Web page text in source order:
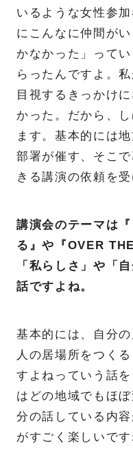
いるような女性参
にこんなに仲間が
かなかった」って
らったんですよ。
目視するきっかけ
かった。だから、
ます。基本的には
部署が催す、そこ
きる講演の依頼を受
講演会のテーマは
る』や『OVER
「私らしさ」や「
話ですよね。
基本的には、自分
人の居場所をつく
すよねっていう話
はどの地域でもほ
分の話している内
がすごく楽しいです